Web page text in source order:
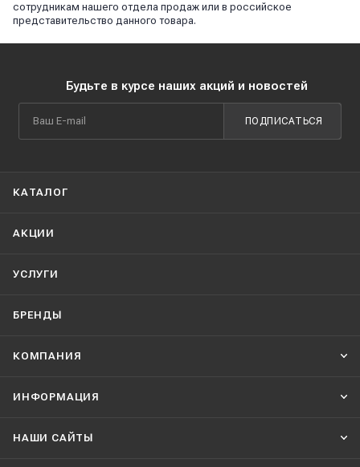
сотрудникам нашего отдела продаж или в российское
представительство данного товара.
Будьте в курсе наших акций и новостей
ПОДПИСАТЬСЯ
КАТАЛОГ
АКЦИИ
УСЛУГИ
БРЕНДЫ
КОМПАНИЯ
ИНФОРМАЦИЯ
НАШИ CАЙТЫ